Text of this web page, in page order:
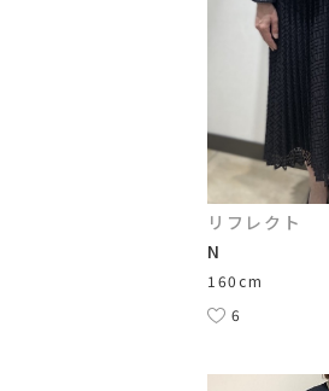
リフレクト
N
160cm
6